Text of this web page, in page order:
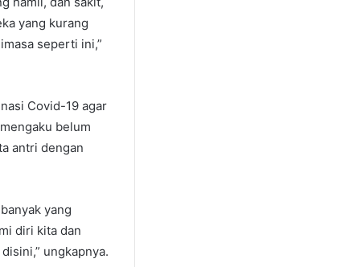
yang kurang
seperti ini,”
Covid-19 agar
belum
antri dengan
yang
diri kita dan
ungkapnya.